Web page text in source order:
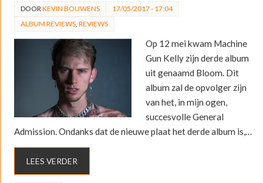
DOOR KEVIN BOUWENS
17/05/2017 - 17:04
ALBUM REVIEWS, REVIEWS
Op 12 mei kwam Machine
Gun Kelly zijn derde album
uit genaamd Bloom. Dit
album zal de opvolger zijn
van het, in mijn ogen,
succesvolle General
Admission. Ondanks dat de nieuwe plaat het derde album is,…
LEES VERDER